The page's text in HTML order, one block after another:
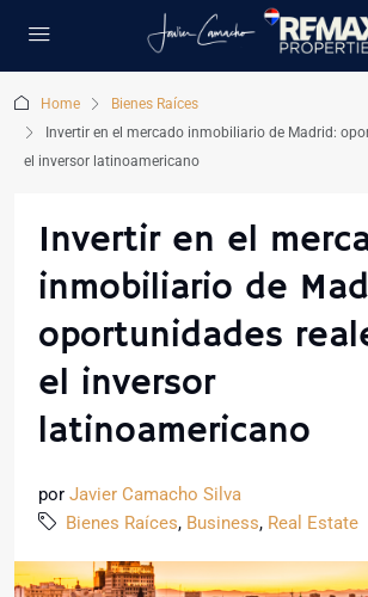
Home
Bienes Raíces
Invertir en el mercado inmobiliario de Madrid:
el inversor latinoamericano
Invertir en el
inmobiliario de
oportunidades
el inversor
latinoamericano
por Javier Camacho Silva
Bienes Raíces, Business, Real Estate